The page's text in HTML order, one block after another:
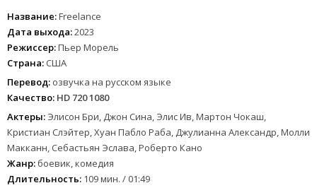
Название:Freelance
Дата выхода:2023
Режиссер:Пьер Морель
Страна: США
Перевод: озвучка на русском языке
Качество: HD 720 1080
Актеры: Элисон Бри, Джон Сина, Элис Ив, Мартон Чокаш,
Кристиан Слэйтер, Хуан Пабло Раба, Джулианна Александр, Молли
Макканн, Себастьян Эслава, Роберто Кано
Жанр: боевик, комедия
Длительность: 109 мин. / 01:49